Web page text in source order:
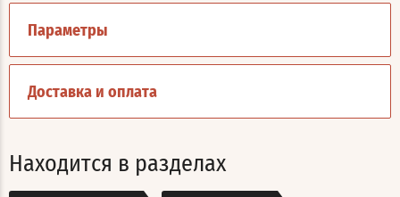
Параметры
Доставка и оплата
Находится в разделах